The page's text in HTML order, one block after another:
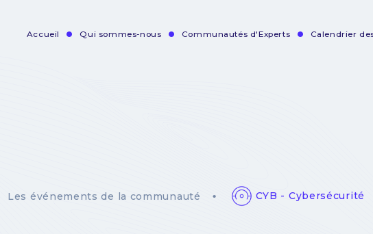
Accueil Qui sommes-nous Communautés d'Experts Calendrier
Les événements de la communauté CYB - Cybersécurité